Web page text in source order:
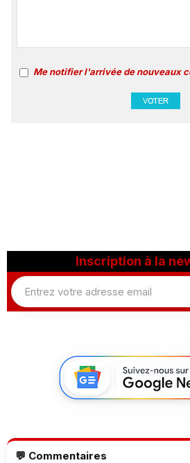
Me notifier l'arrivée de nouveaux
Inscription à la
💬 Commentaires